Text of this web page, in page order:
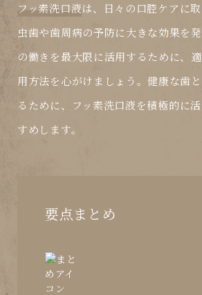
フッ素洗口液は、日々の口腔ケアに取
虫歯や歯周病の予防に大きな効果を発
の働きを最大限に活用するために、
用方法を心がけましょう。健康な歯
るために、
フッ素洗口液を積極的に
すめします。
要点まとめ